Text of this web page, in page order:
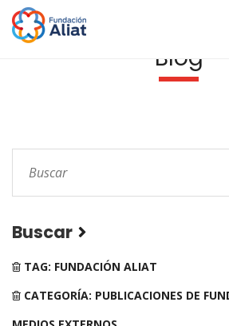
Blog
Buscar
TAG: FUNDACIÓN ALIAT
CATEGORÍA: PUBLICACIONES DE